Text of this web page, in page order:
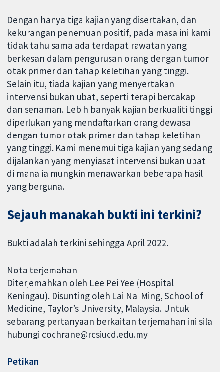
Dengan hanya tiga kajian yang disertakan, dan
kekurangan penemuan positif, pada masa ini kami
tidak tahu sama ada terdapat rawatan yang
berkesan dalam pengurusan orang dengan tumor
otak primer dan tahap keletihan yang tinggi.
Selain itu, tiada kajian yang menyertakan
intervensi bukan ubat, seperti terapi bercakap
dan senaman. Lebih banyak kajian berkualiti tinggi
diperlukan yang mendaftarkan orang dewasa
dengan tumor otak primer dan tahap keletihan
yang tinggi. Kami menemui tiga kajian yang sedang
dijalankan yang menyiasat intervensi bukan ubat
di mana ia mungkin menawarkan beberapa hasil
yang berguna.
Sejauh manakah bukti ini terkini?
Bukti adalah terkini sehingga April 2022.
Nota terjemahan
Diterjemahkan oleh Lee Pei Yee (Hospital
Keningau). Disunting oleh Lai Nai Ming, School of
Medicine, Taylor’s University, Malaysia. Untuk
sebarang pertanyaan berkaitan terjemahan ini sila
hubungi cochrane@rcsiucd.edu.my
Petikan